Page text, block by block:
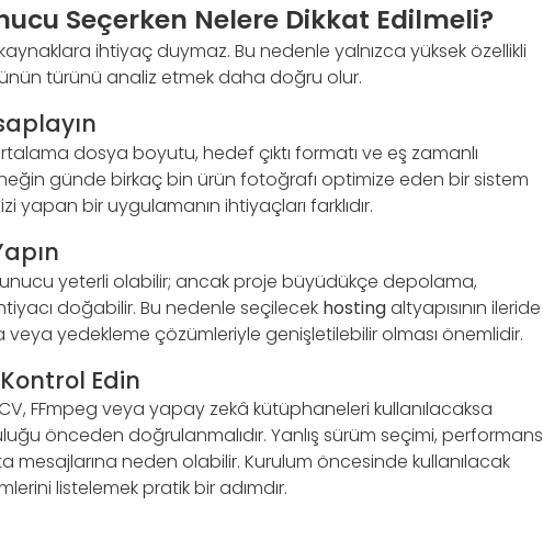
Seçerken Nelere Dikkat Edilmeli?
ihtiyaç duymaz. Bu nedenle yalnızca yüksek özellikli
türünü analiz etmek daha doğru olur.
dosya boyutu, hedef çıktı formatı ve eş zamanlı
günde birkaç bin ürün fotoğrafı optimize eden bir sistem
yapan bir uygulamanın ihtiyaçları farklıdır.
yeterli olabilir; ancak proje büyüdükçe depolama,
doğabilir. Bu nedenle seçilecek hostingaltyapısının ileride
yedekleme çözümleriyle genişletilebilir olması önemlidir.
Edin
FFmpeg veya yapay zekâ kütüphaneleri kullanılacaksa
önceden doğrulanmalıdır. Yanlış sürüm seçimi, performans
mesajlarına neden olabilir. Kurulum öncesinde kullanılacak
listelemek pratik bir adımdır.